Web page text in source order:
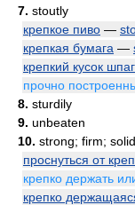
7. stoutly
крепкое пиво —
крепкая бумага —
крепкий кусок
прочно
8. sturdily
9. unbeaten
10. strong; firm;
проснуться от
крепко держать
крепко